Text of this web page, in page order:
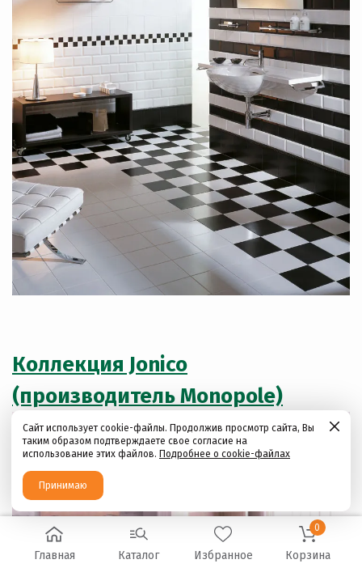
Коллекция Jonico
(производитель Monopole)
Главная Каталог Избранное
0
Корзина
Сайт использует cookie-файлы. Продолжив просмотр сайта, Вы
таким образом подтверждаете свое согласие на
использование этих файлов. Подробнее о cookie-файлах
Принимаю